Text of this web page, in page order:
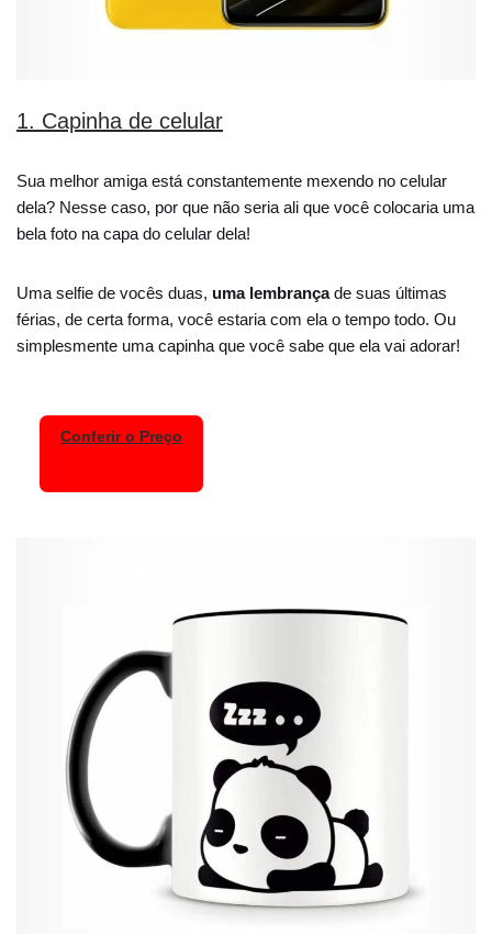
1. Capinha de celular
Sua melhor amiga está constantemente mexendo no celular
dela? Nesse caso, por que não seria ali que você colocaria uma
bela foto na capa do celular dela!
Uma selfie de vocês duas, uma lembrançade suas últimas
férias, de certa forma, você estaria com ela o tempo todo. Ou
simplesmente uma capinha que você sabe que ela vai adorar!
Conferir o Preço